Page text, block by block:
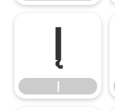
Į